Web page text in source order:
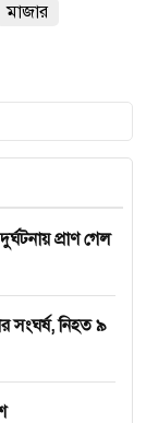
মাজার
প্রাণ গেল
সংঘর্ষ, নিহত ৯